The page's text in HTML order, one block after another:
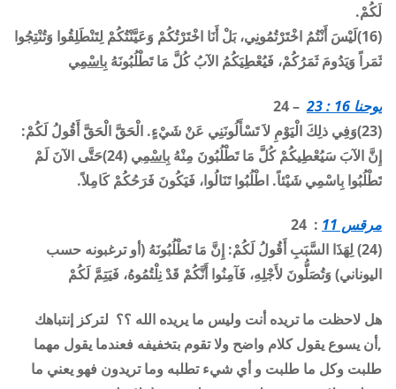
لَكُمْ.
(16)لَيْسَ أَنْتُمُ اخْتَرْتُمُونِي، بَلْ أَنَا اخْتَرْتُكُمْ وَعَيَّنْتُكُمْ لِتَنْطَلِقُوا وَتُنْتِجُوا
ثَمَراً وَيَدُومَ ثَمَرُكُمْ، فَيُعْطِيَكُمُ الآبُ كُلَّ مَا تَطْلُبُونَهُ بِاسْمِي
يوحنا 16 : 23
– 24
(23)وَفِي ذلِكَ الْيَوْمِ لاَ تَسْأَلُونَنِي عَنْ شَيْءٍ. الْحَقَّ الْحَقَّ أَقُولُ لَكُمْ:
إِنَّ الآبَ سَيُعْطِيكُمْ كُلَّ مَا تَطْلُبُونَ مِنْهُ بِاسْمِي
(24)حَتَّى الآنَ لَمْ
تَطْلُبُوا بِاسْمِي شَيْئاً. اطْلُبُوا تَنَالُوا، فَيَكُونَ فَرَحُكُمْ كَامِلاً.
مرقس 11
: 24
(24) لِهَذَا السَّبَبِ أَقُولُ لَكُمْ: إِنَّ مَا تَطْلُبُونَهُ (أو ترغبونه حسب
اليوناني) وَتُصَلُّونَ لأَجْلِهِ، فَآمِنُوا أَنَّكُمْ قَدْ نِلْتُمُوهُ، فَيَتِمَّ لَكُمْ
هل لاحظت ما تريده أنت وليس ما يريده الله ؟؟ لتركز إنتباهك
,أن يسوع يقول كلام واضح ولا تقوم بتخفيفه فعندما يقول مهما
طلبت وكل ما طلبت و أي شيء تطلبه وما تريدون فهو يعني ما